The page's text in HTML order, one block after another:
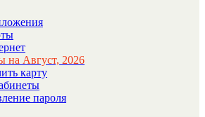
на Август, 2026
карту
пароля